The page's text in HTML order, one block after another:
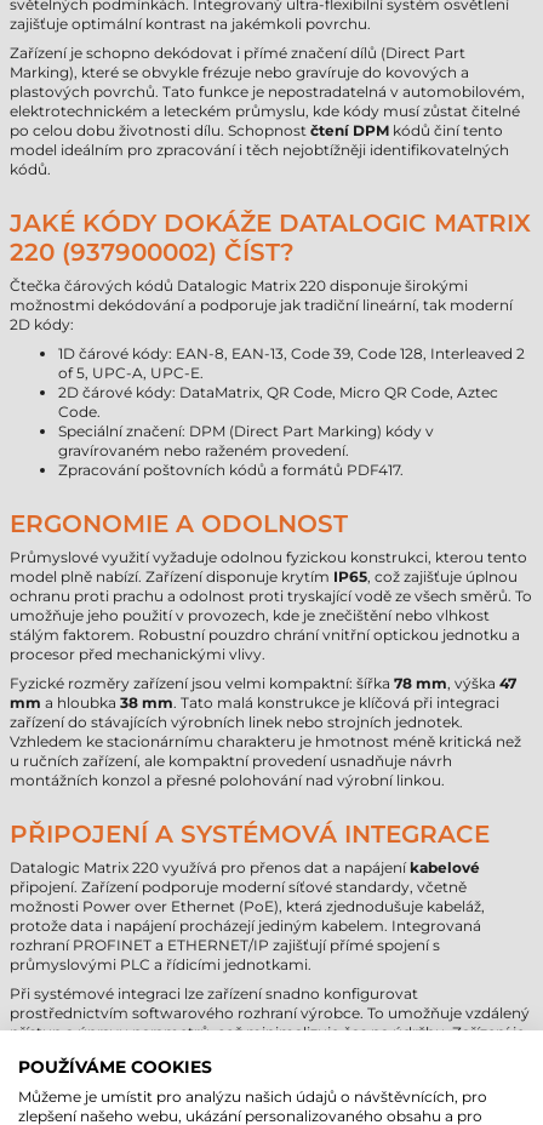
světelných podmínkách. Integrovaný ultra-flexibilní systém osvětlení
zajišťuje optimální kontrast na jakémkoli povrchu.
Zařízení je schopno dekódovat i přímé značení dílů (Direct Part
Marking), které se obvykle frézuje nebo gravíruje do kovových a
plastových povrchů. Tato funkce je nepostradatelná v automobilovém,
elektrotechnickém a leteckém průmyslu, kde kódy musí zůstat čitelné
po celou dobu životnosti dílu. Schopnost čtení DPM kódů činí tento
model ideálním pro zpracování i těch nejobtížněji identifikovatelných
kódů.
JAKÉ KÓDY DOKÁŽE DATALOGIC MATRIX
220 (937900002) ČÍST?
Čtečka čárových kódů Datalogic Matrix 220 disponuje širokými
možnostmi dekódování a podporuje jak tradiční lineární, tak moderní
2D kódy:
1D čárové kódy: EAN-8, EAN-13, Code 39, Code 128, Interleaved 2
of 5, UPC-A, UPC-E.
2D čárové kódy: DataMatrix, QR Code, Micro QR Code, Aztec
Code.
Speciální značení: DPM (Direct Part Marking) kódy v
gravírovaném nebo raženém provedení.
Zpracování poštovních kódů a formátů PDF417.
ERGONOMIE A ODOLNOST
Průmyslové využití vyžaduje odolnou fyzickou konstrukci, kterou tento
model plně nabízí. Zařízení disponuje krytím IP65, což zajišťuje úplnou
ochranu proti prachu a odolnost proti tryskající vodě ze všech směrů. To
umožňuje jeho použití v provozech, kde je znečištění nebo vlhkost
stálým faktorem. Robustní pouzdro chrání vnitřní optickou jednotku a
procesor před mechanickými vlivy.
Fyzické rozměry zařízení jsou velmi kompaktní: šířka 78 mm, výška 47
mm a hloubka 38 mm. Tato malá konstrukce je klíčová při integraci
zařízení do stávajících výrobních linek nebo strojních jednotek.
Vzhledem ke stacionárnímu charakteru je hmotnost méně kritická než
u ručních zařízení, ale kompaktní provedení usnadňuje návrh
montážních konzol a přesné polohování nad výrobní linkou.
PŘIPOJENÍ A SYSTÉMOVÁ INTEGRACE
Datalogic Matrix 220 využívá pro přenos dat a napájeníkabelové
připojení. Zařízení podporuje moderní síťové standardy, včetně
možnosti Power over Ethernet (PoE), která zjednodušuje kabeláž,
protože data i napájení procházejí jediným kabelem. Integrovaná
rozhraní PROFINET a ETHERNET/IP zajišťují přímé spojení s
průmyslovými PLC a řídicími jednotkami.
Při systémové integraci lze zařízení snadno konfigurovat
prostřednictvím softwarového rozhraní výrobce. To umožňuje vzdálený
přístup a úpravu parametrů, což minimalizuje čas na údržbu. Zařízení je
speciálními vestavěnými systémy, takže se flexibilně přizpůsobí jakékoli
IT architektuře.
POUŽÍVÁME COOKIES
Můžeme je umístit pro analýzu našich údajů o návštěvnících, pro
zlepšení našeho webu, ukázání personalizovaného obsahu a pro